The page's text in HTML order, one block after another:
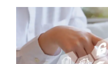
기업
사례분
법
법
고